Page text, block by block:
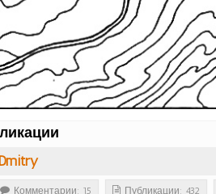
Комментарии: 15 Публикации: 432